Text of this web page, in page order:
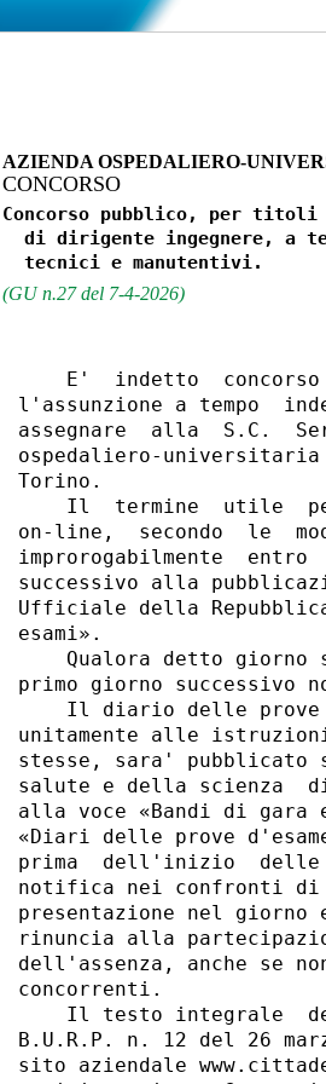
AZIENDA OSPEDALIERO-
CONCORSO
Concorso pubblico, per titoli
di dirigente ingegnere, a
(GU n.27 del 7-4-2026)
E'  indetto
l'assunzione a tempo
assegnare  alla  S.C.
ospedaliero-
Torino.
Il  termine  utile
on-line,  secondo  le
improrogabilmente
successivo alla
Ufficiale della
esami».
Qualora detto giorno
primo giorno successivo
Il diario delle
unitamente alle
stesse, sara'
salute e della scienza
alla voce «Bandi di
«Diari delle prove
prima  dell'inizio  delle
notifica nei confronti di
presentazione nel
rinuncia alla
dell'assenza, anche se
concorrenti.
Il testo integrale
B.U.R.P. n. 12 del 26
sito aziendale